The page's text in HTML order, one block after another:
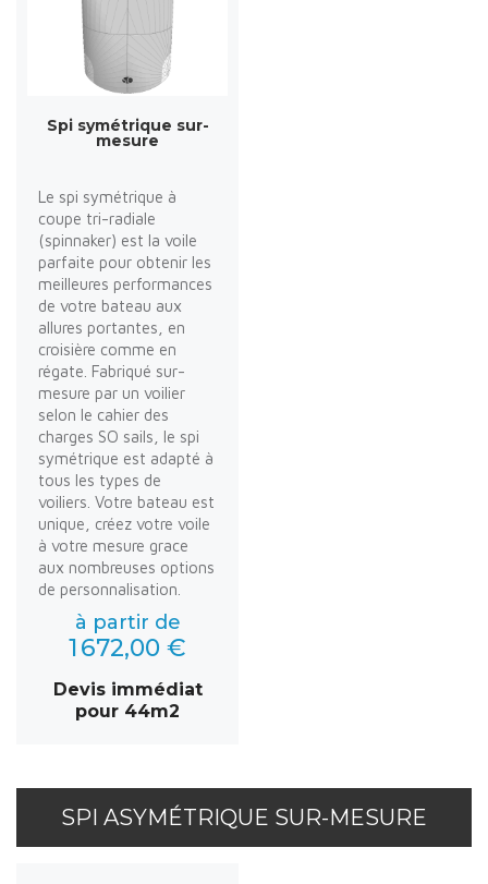
Spi symétrique sur-
mesure
Le spi symétrique à
coupe tri-radiale
(spinnaker) est la voile
parfaite pour obtenir les
meilleures performances
de votre bateau aux
allures portantes, en
croisière comme en
régate. Fabriqué sur-
mesure par un voilier
selon le cahier des
charges SO sails, le spi
symétrique est adapté à
tous les types de
voiliers. Votre bateau est
unique, créez votre voile
à votre mesure grace
aux nombreuses options
de personnalisation.
à partir de
1 672,00 €
Devis immédiat
pour 44m2
SPI ASYMÉTRIQUE SUR-MESURE